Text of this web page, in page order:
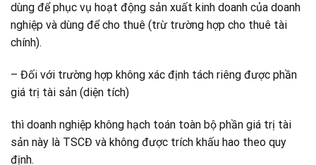
dùng để phục vụ hoạt động sản xuất kinh doanh của doanh
nghiệp và dùng để cho thuê (trừ trường hợp cho thuê tài
chính).
– Đối với trường hợp không xác định tách riêng được phần
giá trị tài sản (diện tích)
thì doanh nghiệp không hạch toán toàn bộ phần giá trị tài
sản này là TSCĐ và không được trích khấu hao theo quy
định.